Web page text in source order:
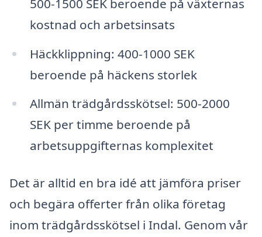
500-1500 SEK beroende på växternas
kostnad och arbetsinsats
Häckklippning: 400-1000 SEK
beroende på häckens storlek
Allmän trädgårdsskötsel: 500-2000
SEK per timme beroende på
arbetsuppgifternas komplexitet
Det är alltid en bra idé att jämföra priser
och begära offerter från olika företag
inom trädgårdsskötsel i Indal. Genom vår